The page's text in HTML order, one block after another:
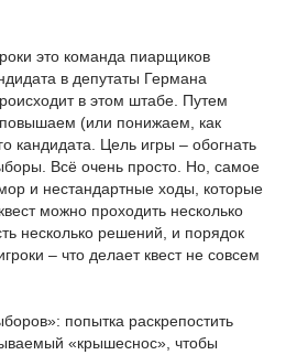
это команда пиарщиков
в депутаты Германа
в этом штабе. Путем
(или понижаем, как
кандидата. Цель игры – обогнать
Всё очень просто. Но, самое
и нестандартные ходы, которые
можно проходить несколько
несколько решений, и порядок
– что делает квест не совсем
попытка раскрепостить
«крышеснос», чтобы